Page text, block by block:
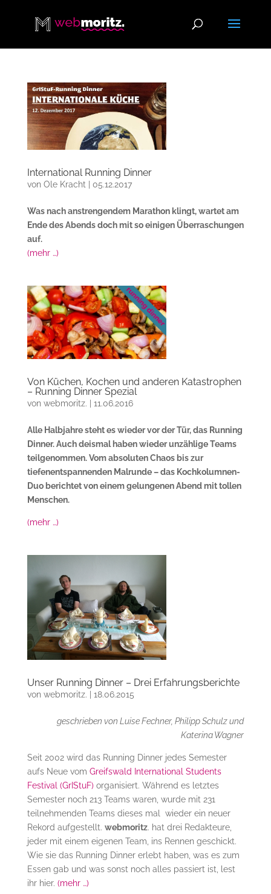
International Running Dinner
von Ole Kracht 05.12.2017
Was nach anstrengendem Marathon klingt, wartet am
Ende des Abends doch mit so einigen Überraschungen
auf.
(mehr …)
Von Küchen, Kochen und anderen Katastrophen
– Running Dinner Spezial
von webmoritz. 11.06.2016
Alle Halbjahre steht es wieder vor der Tür, das Running
Dinner. Auch deismal haben wieder unzählige Teams
teilgenommen. Vom absoluten Chaos bis zur
tiefenentspannenden Malrunde – das Kochkolumnen-
Duo berichtet von einem gelungenen Abend mit tollen
Menschen.
(mehr …)
Unser Running Dinner – Drei Erfahrungsberichte
von webmoritz. 18.06.2015
geschrieben von Luise Fechner, Philipp Schulz und
Katerina Wagner
Seit 2002 wird das Running Dinner jedes Semester
aufs Neue vom Greifswald International Students
Festival (GrIStuF)organisiert. Während es letztes
Semester noch 213 Teams waren, wurde mit 231
teilnehmenden Teams dieses mal wieder ein neuer
Rekord aufgestellt. webmoritz. hat drei Redakteure,
jeder mit einem eigenen Team, ins Rennen geschickt.
Wie sie das Running Dinner erlebt haben, was es zum
Essen gab und was sonst noch alles passiert ist, lest
ihr hier. (mehr …)